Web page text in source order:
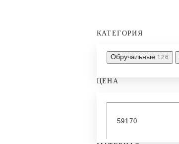
КАТЕГОРИЯ
Обручальные 126
ЦЕНА